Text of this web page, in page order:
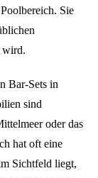
Sie
wird.
Bar-Sets in
sind
oder das
hat oft eine
Sichtfeld liegt,